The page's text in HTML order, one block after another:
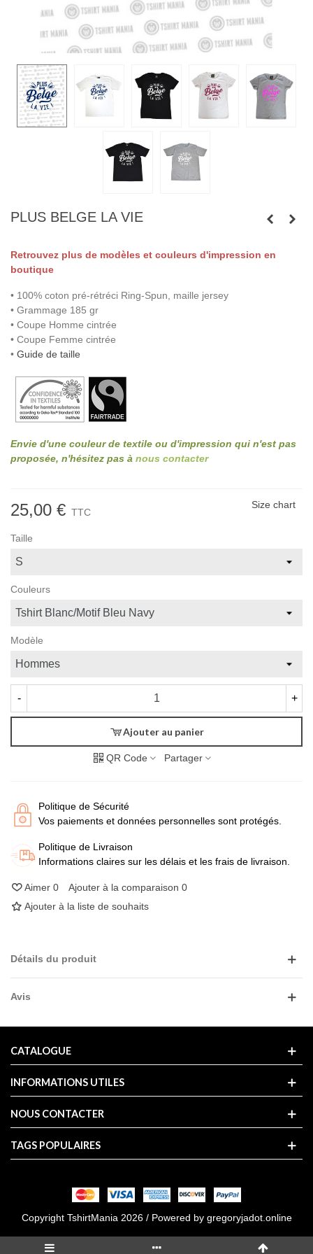
PLUS BELGE LA VIE
Retrouvez plus de modèles et couleurs d'impression en
boutique
• 100% coton pré-rétréci Ring-Spun, maille jersey
• Grammage 185 gr
• Coupe Homme cintrée
• Coupe Femme cintrée
• Guide de taille
Envie d'une couleur de textile ou d'impression qui n'est pas
proposée, n'hésitez pas à nous contacter
25,00 € TTC
Size chart
Taille
Couleurs
Modèle
- +
Ajouter au panier
QR Code Partager
Politique de Sécurité
Vos paiements et données personnelles sont protégés.
Politique de Livraison
Informations claires sur les délais et les frais de livraison.
Aimer 0 Ajouter à la comparaison 0
Ajouter à la liste de souhaits
Détails du produit
Avis
CATALOGUE
INFORMATIONS UTILES
NOUS CONTACTER
TAGS POPULAIRES
Copyright TshirtMania 2026 / Powered by gregoryjadot.online